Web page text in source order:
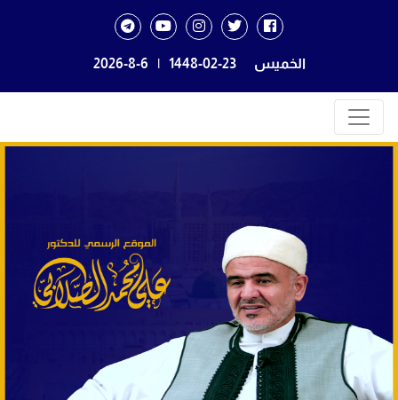
الخميس 1448-02-23
|
2026-8-6